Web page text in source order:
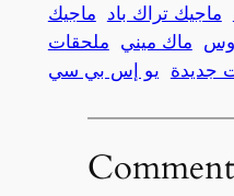
ماجيك تراك باد ماجيك
ماك ميني
جديدة يو إس بي سي